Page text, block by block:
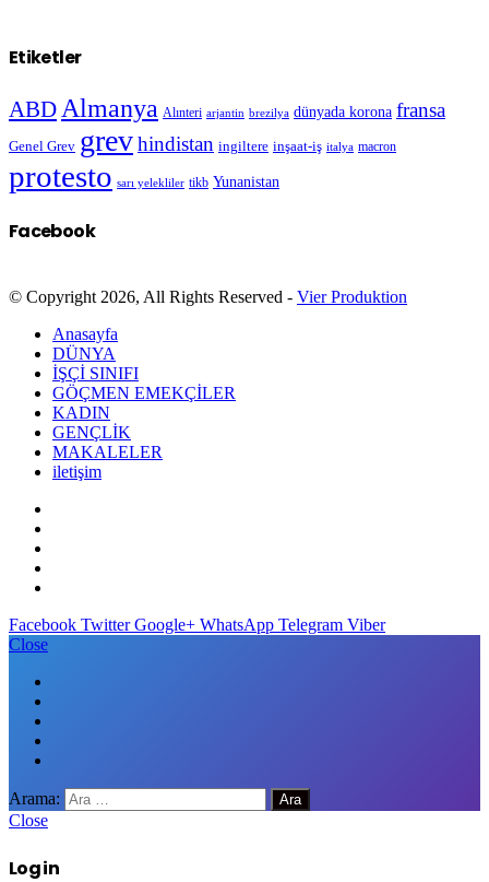
Etiketler
ABD Almanya Alınteri arjantin brezilya dünyada korona fransa
Genel Grev grevhindistan ingiltere inşaat-iş italya macron
protesto sarı yelekliler tikb Yunanistan
Facebook
© Copyright 2026, All Rights Reserved - Vier Produktion
Anasayfa
DÜNYA
İŞÇİ SINIFI
GÖÇMEN EMEKÇİLER
KADIN
GENÇLİK
MAKALELER
iletişim
Facebook Twitter Google+ WhatsApp Telegram Viber
Close
Arama:
Close
Log in